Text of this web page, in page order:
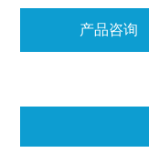
产品咨询